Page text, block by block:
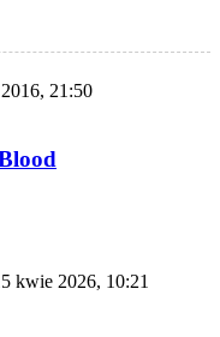
21:50
kwie 2026, 10:21